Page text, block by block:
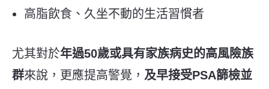
高脂飲食、久坐不動的生活習慣者
尤其對於年過50歲或具有家族病史的高風險族
群來說，更應提高警覺， 及早接受PSA篩檢並